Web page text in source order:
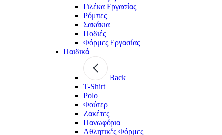
Γιλέκα Εργασίας
Ρόμπες
Σακάκια
Ποδιές
Φόρμες Εργασίας
Παιδικά
Back
T-Shirt
Polo
Φούτερ
Ζακέτες
Πανωφόρια
Αθλητικές Φόρμες